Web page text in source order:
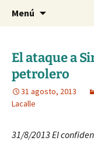
Blog de Daniel
Menú
El ataque a
petrolero
31 agosto, 2013
Lacalle
31/8/2013 El